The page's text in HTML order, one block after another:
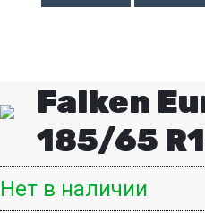
Falken
185/65
Нет в наличии